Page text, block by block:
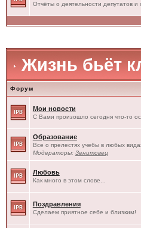
Отчёты о деятельности депутатов
Жизнь бьёт
Форум
Мои новости
С Вами произошло сегодня что-то
Образование
Все о прелестях учебы в любых
Модераторы: Зенитовец
Любовь
Как много в этом слове...
Поздравления
Сделаем приятное себе и близким!